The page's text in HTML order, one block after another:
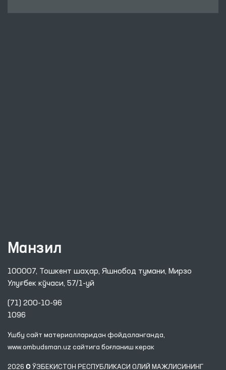
Манзил
100007, Тошкент шаҳар, Яшнобод тумани, Мирзо
Улуғбек кўчаси, 57/1-уй
(71) 200-10-96
1096
Ушбу сайт материалларидан фойдаланганда,
www.ombudsman.uz сайтига боғланиш керак
2026 © ЎЗБЕКИСТОН РЕСПУБЛИКАСИ ОЛИЙ МАЖЛИСИНИНГ